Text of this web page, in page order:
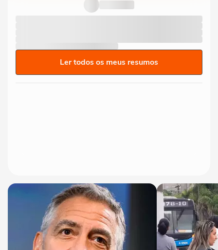
limite' ao sancionar lei...
Ler todos os meus resumos